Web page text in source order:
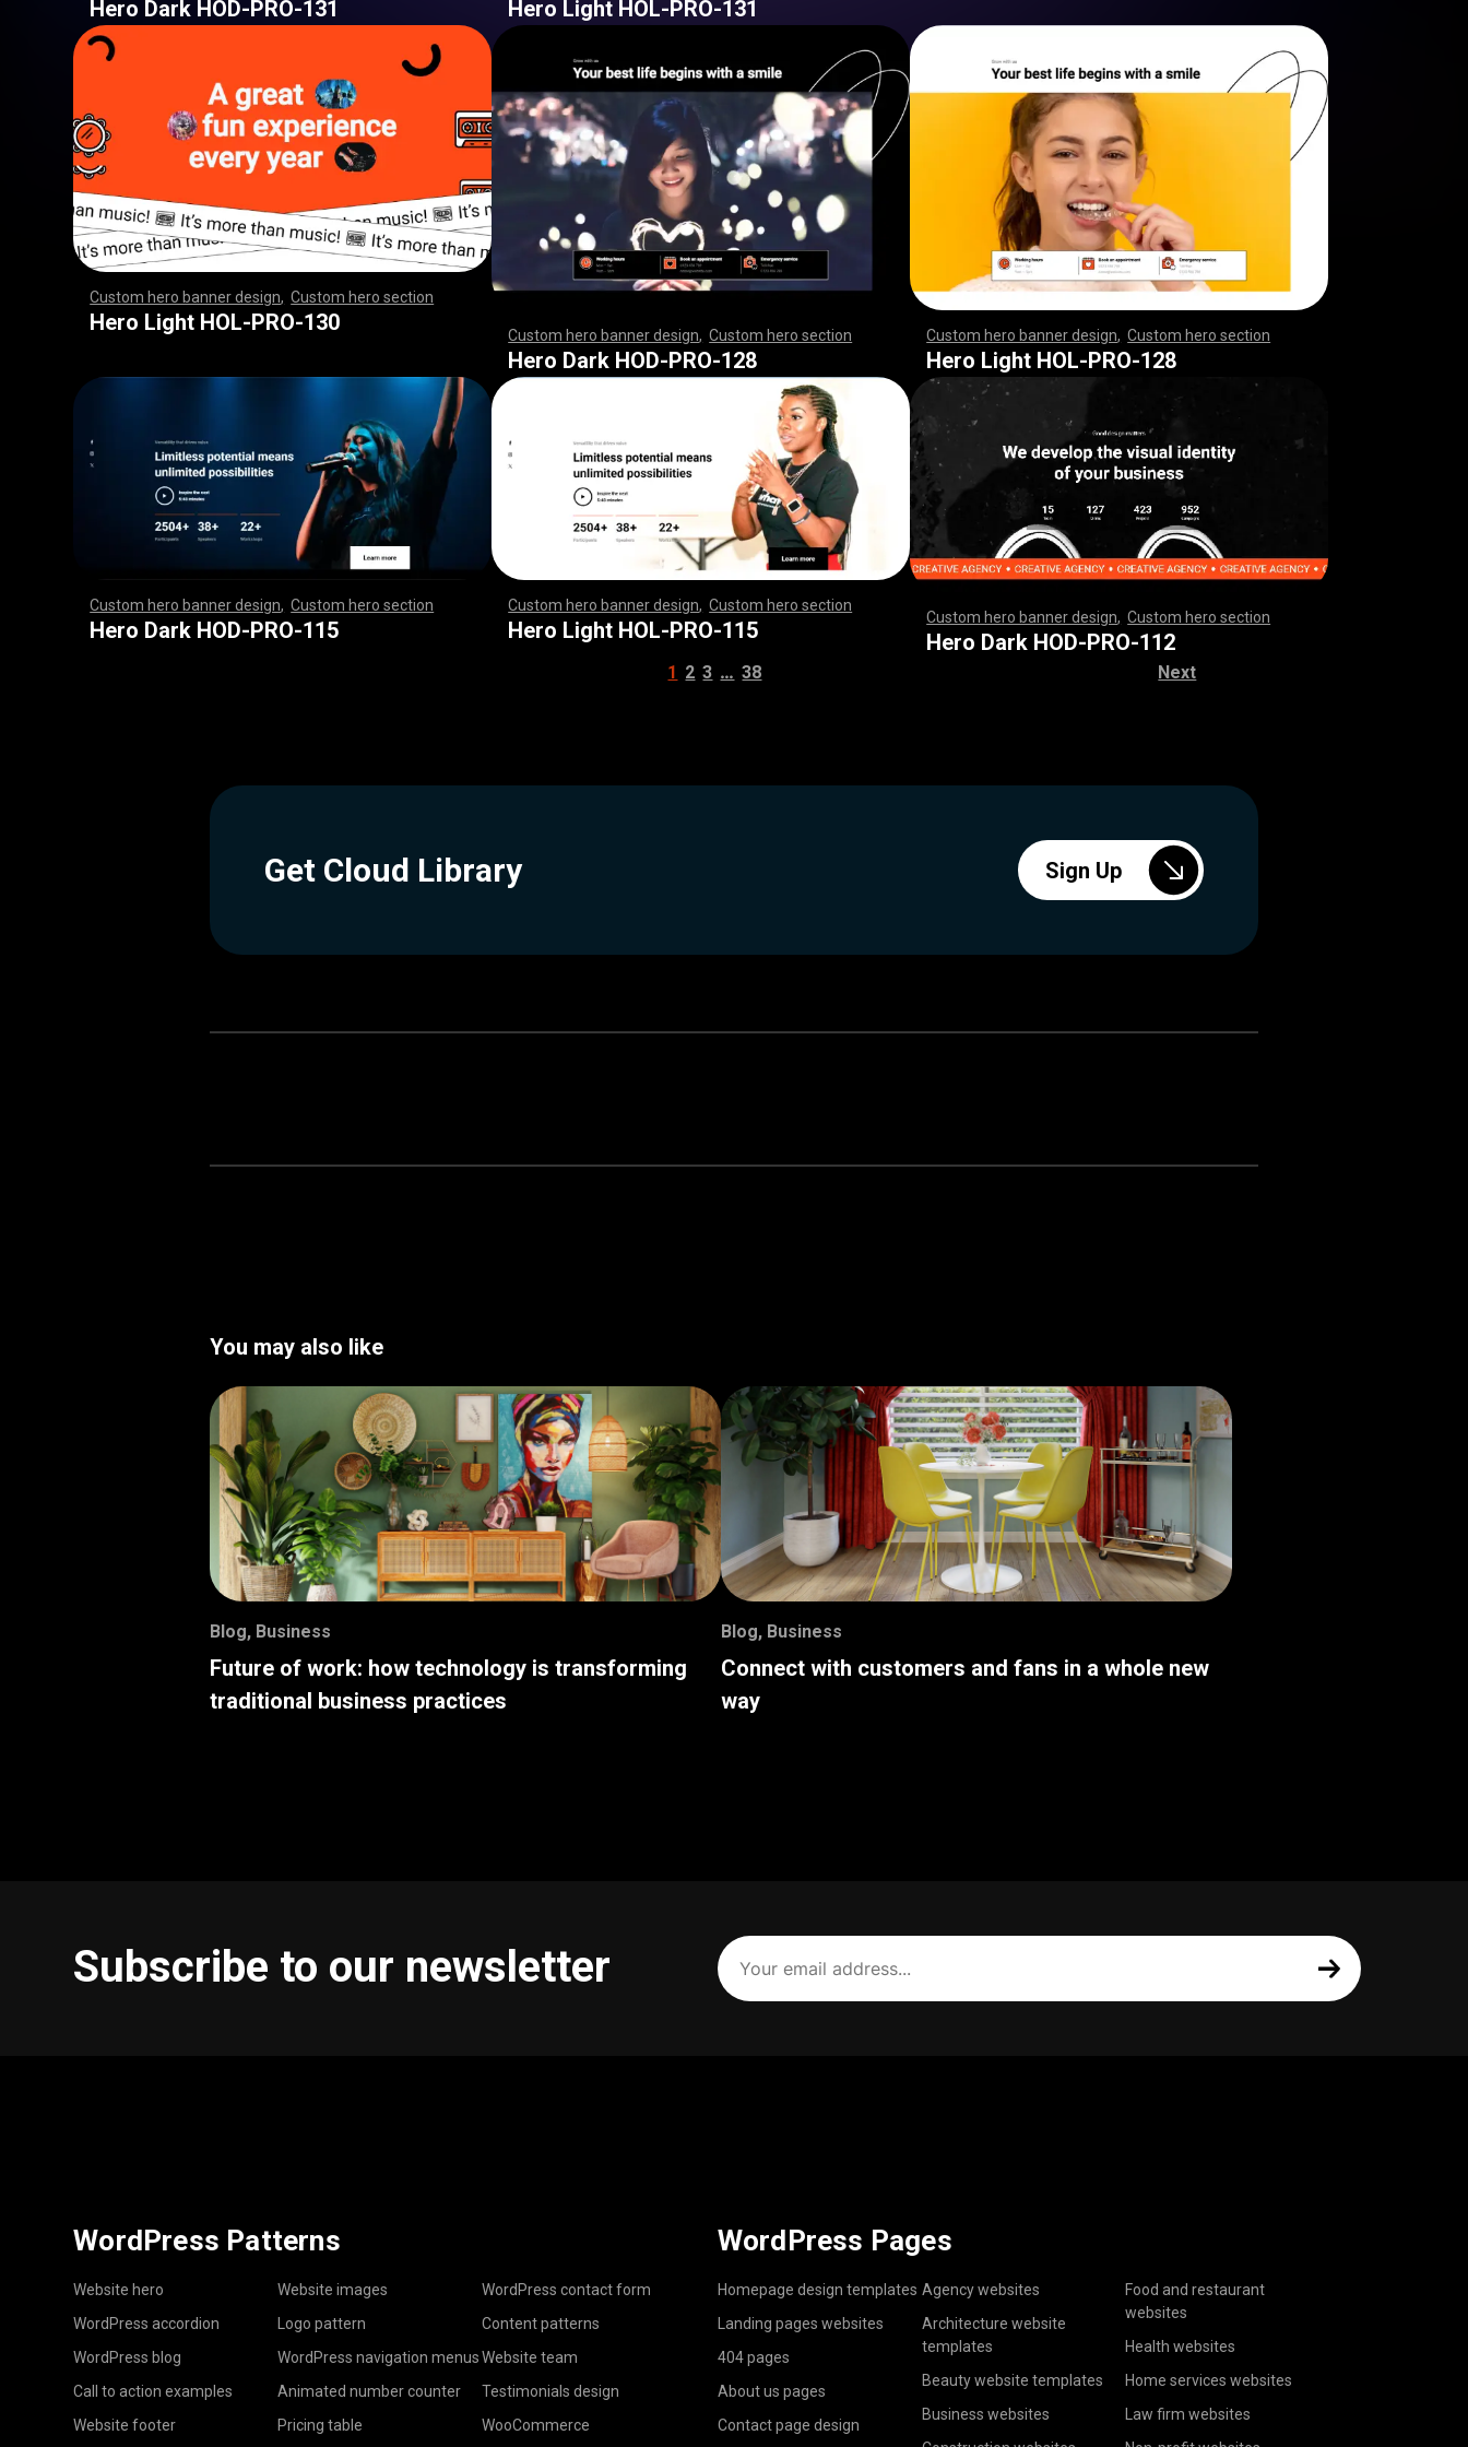
Hero Dark HOD-PRO-131 Hero Light HOL-PRO-131
Custom hero banner design ,Custom hero section
,,,,,,,,,,,,,,,,,,,,,,,,,,,,,, ,,,,,,,,,,,,,,,,,,,,,,,
,,,,,,,,,,,,,,,,,,,,,,,,,,,,,, ,,,,,,,,,,,,,,,,,,,,,,,
Hero Light HOL-PRO-130
Custom hero banner design ,Custom hero section
,,,,,,,,,,,,,,,,,,,,,,,,,,,,,, ,,,,,,,,,,,,,,,,,,,,,,,
,,,,,,,,,,,,,,,,,,,,,,,,,,,,,, ,,,,,,,,,,,,,,,,,,,,,,,
Hero Dark HOD-PRO-128
Custom hero banner design ,Custom hero section
,,,,,,,,,,,,,,,,,,,,,,,,,,,,,, ,,,,,,,,,,,,,,,,,,,,,,,
,,,,,,,,,,,,,,,,,,,,,,,,,,,,,, ,,,,,,,,,,,,,,,,,,,,,,,
Hero Light HOL-PRO-128
Custom hero banner design ,Custom hero section
,,,,,,,,,,,,,,,,,,,,,,,,,,,,,, ,,,,,,,,,,,,,,,,,,,,,,,
,,,,,,,,,,,,,,,,,,,,,,,,,,,,,, ,,,,,,,,,,,,,,,,,,,,,,,
Hero Dark HOD-PRO-115
Custom hero banner design ,Custom hero section
,,,,,,,,,,,,,,,,,,,,,,,,,,,,,, ,,,,,,,,,,,,,,,,,,,,,,,
,,,,,,,,,,,,,,,,,,,,,,,,,,,,,, ,,,,,,,,,,,,,,,,,,,,,,,
Hero Light HOL-PRO-115 Custom hero banner design ,Custom hero section
,,,,,,,,,,,,,,,,,,,,,,,,,,,,,, ,,,,,,,,,,,,,,,,,,,,,,,
,,,,,,,,,,,,,,,,,,,,,,,,,,,,,, ,,,,,,,,,,,,,,,,,,,,,,,
Hero Dark HOD-PRO-112
1 2 3 … 38 Next
Get Cloud Library Sign Up
You may also like
Blog, Business
Future of work: how technology is transforming
traditional business practices
Blog, Business
Connect with customers and fans in a whole new
way
Subscribe to our newsletter
Your
email
address
(Required)
WordPress Patterns
Website hero
WordPress accordion
WordPress blog
Call to action examples
Website footer
Website images
Logo pattern
WordPress navigation menus
Animated number counter
Pricing table
WordPress contact form
Content patterns
Website team
Testimonials design
WooCommerce
WordPress Pages
Homepage design templates
Landing pages websites
404 pages
About us pages
Contact page design
Agency websites
Architecture website
templates
Beauty website templates
Business websites
Food and restaurant
websites
Health websites
Home services websites
Law firm websites